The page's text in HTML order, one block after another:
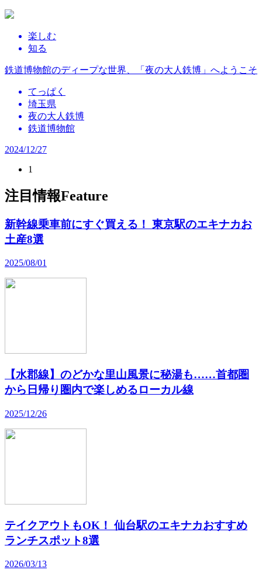
楽しむ
知る
鉄道博物館のディープな世界、「夜の大人鉄博」へようこそ
てっぱく
埼玉県
夜の大人鉄博
鉄道博物館
2024/12/27
1
注目情報Feature
新幹線乗車前にすぐ買える！ 東京駅のエキナカお
土産8選
2025/08/01
【水郡線】のどかな里山風景に秘湯も……首都圏
から日帰り圏内で楽しめるローカル線
2025/12/26
テイクアウトもOK！ 仙台駅のエキナカおすすめ
ランチスポット8選
2026/03/13